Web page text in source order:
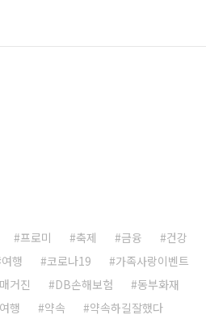
있는지 소
프로미 축제 금융
건강
여행 코로나19
가족사랑이벤트
거진 DB손해보험
동부화재
행 약속
약속하길잘했다